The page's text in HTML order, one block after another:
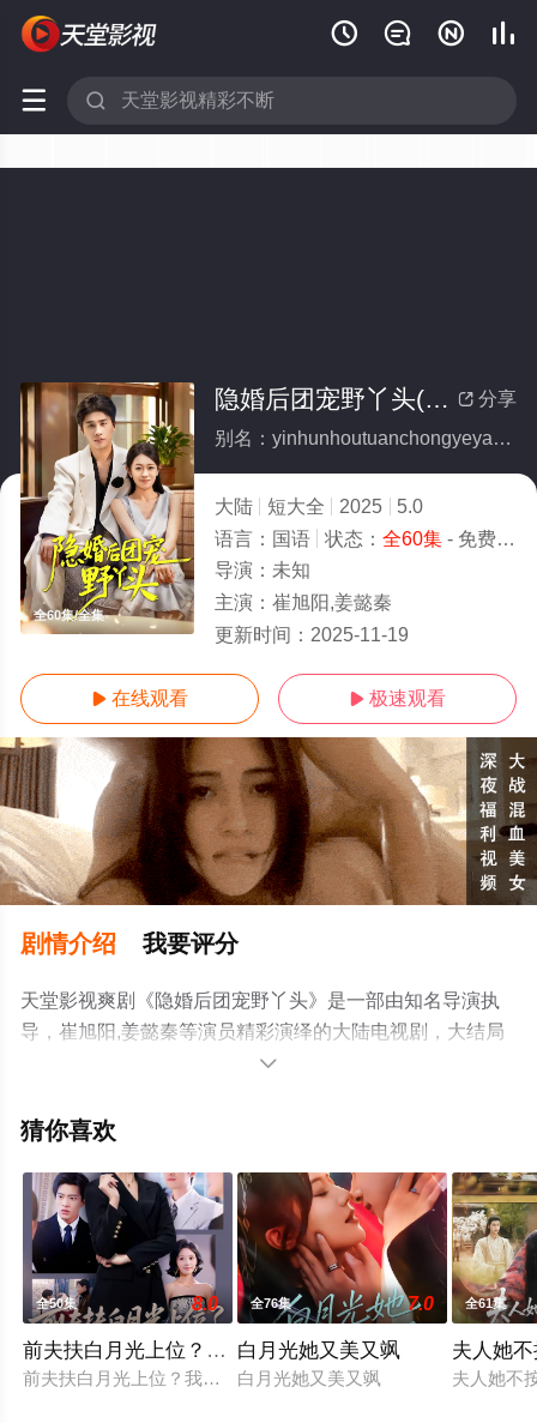
   
 
全60集/全集
 分享
隐婚后团宠野丫头(全集)
别名：yinhunhoutuanchongyeyatou
大陆 短大全 2025
5.0
语言： 国语 状态： 全60集- 免费在线观看
导演： 未知
主演： 崔旭阳,姜懿秦
更新时间： 2025-11-19
 在线观看  极速观看
剧情介绍 我要评分
天堂影视爽剧《隐婚后团宠野丫头》是一部由知名导演执
导，崔旭阳,姜懿秦等演员精彩演绎的大陆电视剧，大结局
剧情已揭晓（全60集），手机免费观看高清未删减完整版
电视剧、电视猫或剧情网等平台了解。

猜你喜欢
全50集 8.0
前夫扶白月光上位？我卖股份让他倾家荡产
前夫扶白月光上位？我卖股份让他倾家荡产
全76集 7.0
白月光她又美又飒
白月光她又美又飒
全61集
夫人她
夫人她不